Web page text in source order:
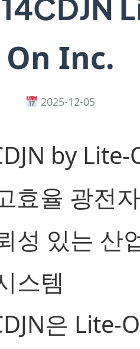
On Inc.
2025-12-05
by Lite-
효율 광전
성 있는 산
스템
은 Lite-